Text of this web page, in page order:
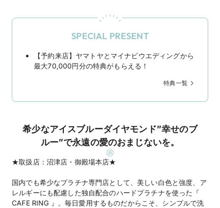
SPECIAL PRESENT
【予約来店】ヤマトヤとマイナビウエディングから
最大70,000円分の特典がもらえる！
特典一覧
希少なアイスブルーダイヤモンド”幸せのブ
ルー”で永遠の愛のおまじないを。
★取扱店：沼津店・御殿場本店★
国内でも希少なプラチナ専門店として、美しい白色と強度、ア
レルギーにも配慮した独自配合のハードプラチナを使った『
CAFE RING 』。毎日愛用するものだからこそ、シンプルで洗